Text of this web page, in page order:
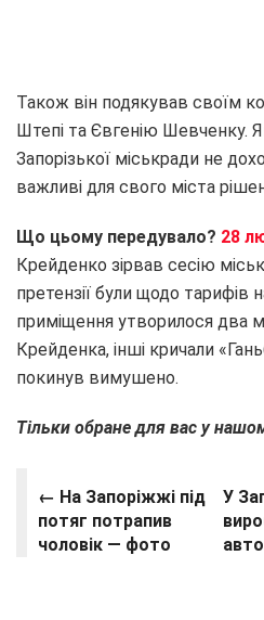
Також він подякував своїм
Штепі та Євгенію Шевченку.
Запорізької міськради не
важливі для свого міста
Що цьому передувало? 28
Крейденко зірвав сесію
претензії були щодо тарифів
приміщення утворилося два
Крейденка, інші кричали
покинув вимушено.
Тільки обране для вас у
← На Запоріжжі під
потяг потрапив
чоловік — фото
У